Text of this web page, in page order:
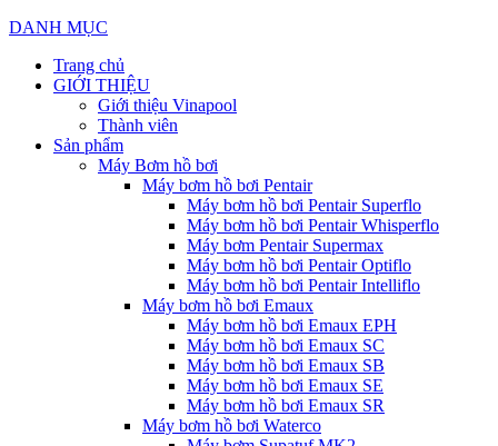
DANH MỤC
Trang chủ
GIỚI THIỆU
Giới thiệu Vinapool
Thành viên
Sản phẩm
Máy Bơm hồ bơi
Máy bơm hồ bơi Pentair
Máy bơm hồ bơi Pentair Superflo
Máy bơm hồ bơi Pentair Whisperflo
Máy bơm Pentair Supermax
Máy bơm hồ bơi Pentair Optiflo
Máy bơm hồ bơi Pentair Intelliflo
Máy bơm hồ bơi Emaux
Máy bơm hồ bơi Emaux EPH
Máy bơm hồ bơi Emaux SC
Máy bơm hồ bơi Emaux SB
Máy bơm hồ bơi Emaux SE
Máy bơm hồ bơi Emaux SR
Máy bơm hồ bơi Waterco